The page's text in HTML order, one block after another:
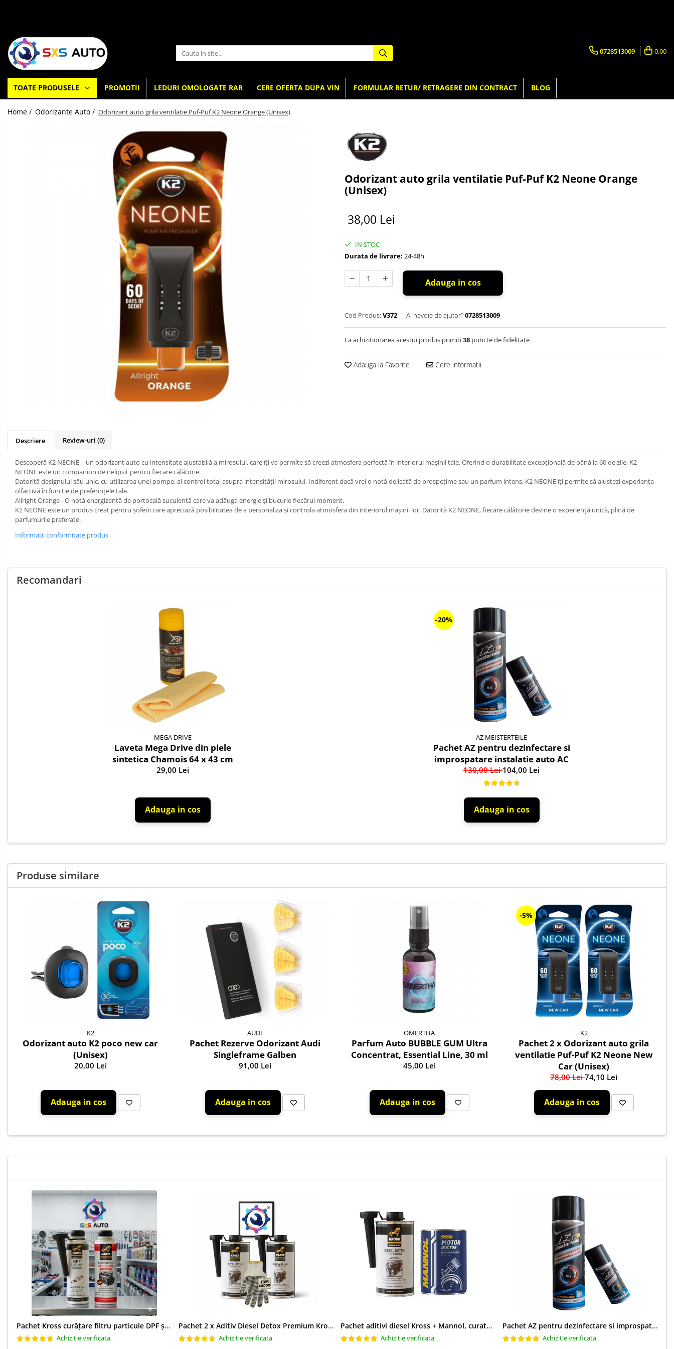
Uleiuri si Lichide
Ulei Motor Original și Aftermarket
- 0W20, 5W30, 5W40 - SXS Auto
0W16
Filtre Auto
Filtre Aer
Filtre Combustibil
Filtre Habitaclu
Filtre Ulei
Intretinere si
Cosmetica
Auto
Produse Cosmetica Auto
Accesorii
Auto
Cabluri Curent Auto
Cabluri si adaptoare telefoane
si
Accesorii electronice auto
Senzori de Parcare
Testere si diagnoza auto
Auto
0728513009 0,00
TOATE PRODUSELE PROMOTII LEDURI OMOLOGATE RAR CERE OFERTA DUPA VIN FORMULAR RETUR/ RETRAGERE DIN CONTRACT BLOG
Home / Odorizante Auto / Odorizant auto grila ventilatie Puf-Puf K2 Neone Orange (Unisex)
Odorizant auto grila ventilatie Puf-Puf K2 Neone Orange
(Unisex)
38,00 Lei
IN STOC
Durata de livrare: 24-48h
Adauga in cos
Cod Produs: V372 Ai nevoie de ajutor?0728513009
La achizitionarea acestui produs primiti38 puncte de fidelitate
Adauga la Favorite Cere informatii
Descriere Review-uri (0)
Descoperă K2 NEONE – un odorizant auto cu intensitate ajustabilă a mirosului, care îți va permite să creezi atmosfera perfectă în interiorul mașinii tale. Oferind o durabilitate excepțională de până la 60 de zile, K2
NEONE este un companion de nelipsit pentru fiecare călătorie.
Datorită designului său unic, cu utilizarea unei pompe, ai control total asupra intensității mirosului. Indiferent dacă vrei o notă delicată de prospețime sau un parfum intens, K2 NEONE îți permite să ajustezi experiența
olfactivă în funcție de preferințele tale.
Allright Orange - O notă energizantă de portocală suculentă care va adăuga energie și bucurie fiecărui moment.
K2 NEONE este un produs creat pentru șoferii care apreciază posibilitatea de a personaliza și controla atmosfera din interiorul mașinii lor. Datorită K2 NEONE, fiecare călătorie devine o experiență unică, plină de
parfumurile preferate.
Informatii conformitate produs
Recomandari
MEGA DRIVE
Laveta Mega Drive din piele
sintetica Chamois 64 x 43 cm
29,00 Lei
Adauga in cos
-20%
AZ MEISTERTEILE
Pachet AZ pentru dezinfectare si
improspatare instalatie auto AC
130,00 Lei104,00 Lei
Adauga in cos
Produse similare
K2
Odorizant auto K2 poco new car
(Unisex)
20,00 Lei
Adauga in cos
AUDI
Pachet Rezerve Odorizant Audi
Singleframe Galben
91,00 Lei
Adauga in cos
OMERTHA
Parfum Auto BUBBLE GUM Ultra
Concentrat, Essential Line, 30 ml
45,00 Lei
Adauga in cos
-5%
K2
Pachet 2 x Odorizant auto grila
ventilatie Puf-Puf K2 Neone New
Car (Unisex)
78,00 Lei74,10 Lei
Adauga in cos
Pachet Kross curățare filtru particule DPF și etanșare ulei 250 ml + 250 ml
Achizitie verificata
Pachet 2 x Aditiv Diesel Detox Premium Kross - Curățare Completă, +5 Puncte Cetanic & Protecție DPF/EGR
Achizitie verificata
Pachet aditivi diesel Kross + Mannol, curatare injectie DPF si stabilizare ulei
Achizitie verificata
Pachet AZ pentru dezinfectare si improspatare instalatie auto AC
Achizitie verificata